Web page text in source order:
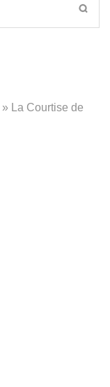
» La Courtise de